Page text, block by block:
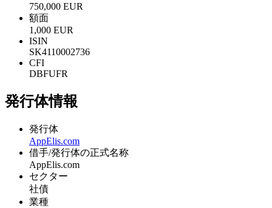
750,000 EUR
額面
1,000 EUR
ISIN
SK4110002736
CFI
DBFUFR
発行体情報
発行体
AppElis.com
借手/発行体の正式名称
AppElis.com
セクター
社債
業種